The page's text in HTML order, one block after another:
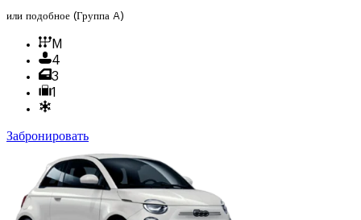
или подобное (Группа A)
M
4
3
1
Забронировать